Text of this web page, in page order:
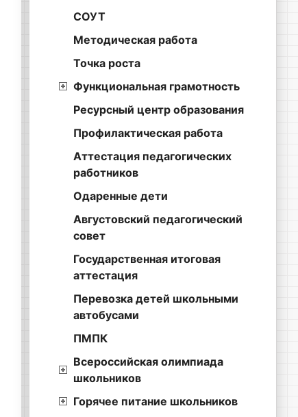
СОУТ
Методическая работа
Точка роста
Функциональная грамотность
Ресурсный центр образования
Профилактическая работа
Аттестация педагогических
работников
Одаренные дети
Августовский педагогический
совет
Государственная итоговая
аттестация
Перевозка детей школьными
автобусами
ПМПК
Всероссийская олимпиада
школьников
Горячее питание школьников